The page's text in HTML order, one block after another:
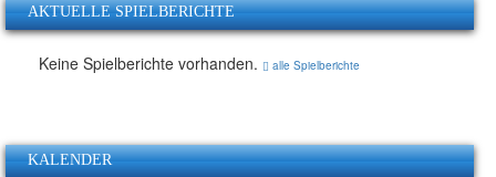
AKTUELLE SPIELBERICHTE
Keine Spielberichte vorhanden. alle Spielberichte
KALENDER